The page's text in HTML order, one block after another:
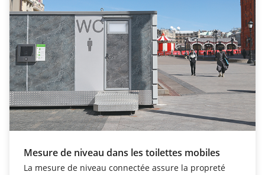
Mesure de niveau dans les toilettes mobiles
La mesure de niveau connectée assure la propreté